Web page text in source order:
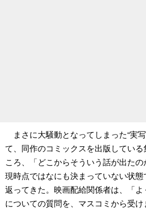
まさに大騒動となってしまった“実
て、同作のコミックスを出版してい
ころ、「どこからそういう話が出たの
現時点ではなにも決まっていない状
返ってきた。映画配給関係者は、「
についての質問を、マスコミから受